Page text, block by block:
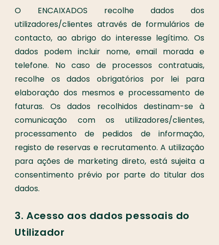
O ENCAIXADOS recolhe dados dos
utilizadores/clientes através de formulários de
contacto, ao abrigo do interesse legítimo. Os
dados podem incluir nome, email morada e
telefone. No caso de processos contratuais,
recolhe os dados obrigatórios por lei para
elaboração dos mesmos e processamento de
faturas. Os dados recolhidos destinam-se à
comunicação com os utilizadores/clientes,
processamento de pedidos de informação,
registo de reservas e recrutamento. A utilização
para ações de marketing direto, está sujeita a
consentimento prévio por parte do titular dos
dados.
3. Acesso aos dados pessoais do
Utilizador